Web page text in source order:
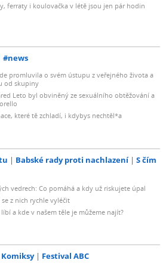
ferraty i koulovačka v létě jsou jen pár hodin
#news
promluvila o svém ústupu z veřejného života a
od skupiny
Leto byl obviněný ze sexuálního obtěžování a
které tě zchladí, i kdybys nechtěl*a
Babské rady proti nachlazení
S čím
vedrech: Co pomáhá a kdy už riskujete úpal
z nich rychle vyléčit
a kde v našem těle je můžeme najít?
Komiksy Festival ABC